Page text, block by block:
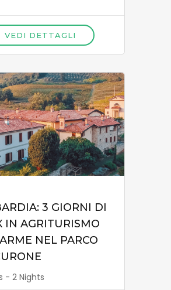
VEDI DETTAGLI
3 GIORNI DI
IN AGRITURISMO
NEL PARCO
- 2 Nights